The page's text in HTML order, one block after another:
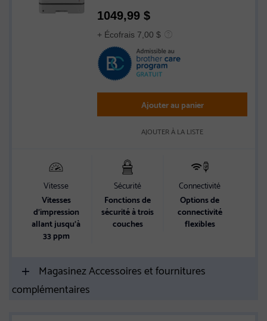
1049,99 $
+ Écofrais 7,00 $
Ajouter au panier
AJOUTER À LA LISTE
Vitesse
Vitesses
d'impression
allant jusqu’à
33 ppm
Sécurité
Fonctions de
sécurité à trois
couches
Connectivité
Options de
connectivité
flexibles
Magasinez Accessoires et fournitures
complémentaires